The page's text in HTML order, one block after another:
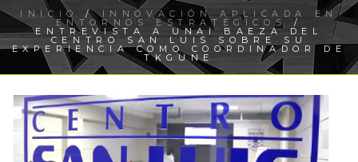
INICIO /INNOVACIÓN APLICADA EN
ENTORNOS ESTRATÉGICOS /
ENTREVISTA A UNAI BAEZA DEL
CENTRO SAN LUIS SOBRE SU
EXPERIENCIA COMO COORDINADOR DE
TKGUNE